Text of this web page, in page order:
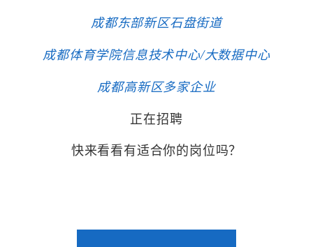
成都东部新区石盘街道
成都体育学院信息技术中心/大数据中心
成都高新区多家企业
正在招聘
快来看看有适合你的岗位吗？